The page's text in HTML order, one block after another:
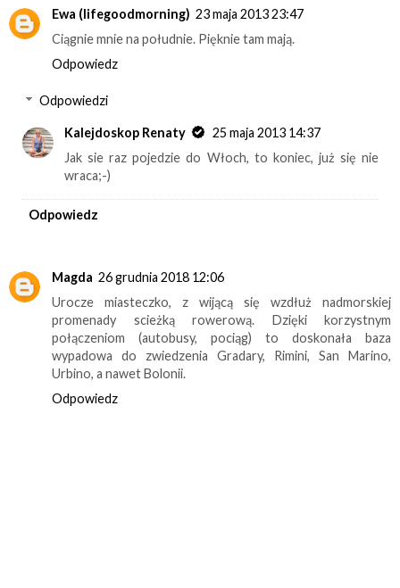
Ewa (lifegoodmorning) 23 maja 2013 23:47
Ciągnie mnie na południe. Pięknie tam mają.
Odpowiedz
Odpowiedzi
Kalejdoskop Renaty
25 maja 2013 14:37
Jak sie raz pojedzie do Włoch, to koniec, już się nie
wraca;-)
Odpowiedz
Magda 26 grudnia 2018 12:06
Urocze miasteczko, z wijącą się wzdłuż nadmorskiej
promenady scieżką rowerową. Dzięki korzystnym
połączeniom (autobusy, pociąg) to doskonała baza
wypadowa do zwiedzenia Gradary, Rimini, San Marino,
Urbino, a nawet Bolonii.
Odpowiedz